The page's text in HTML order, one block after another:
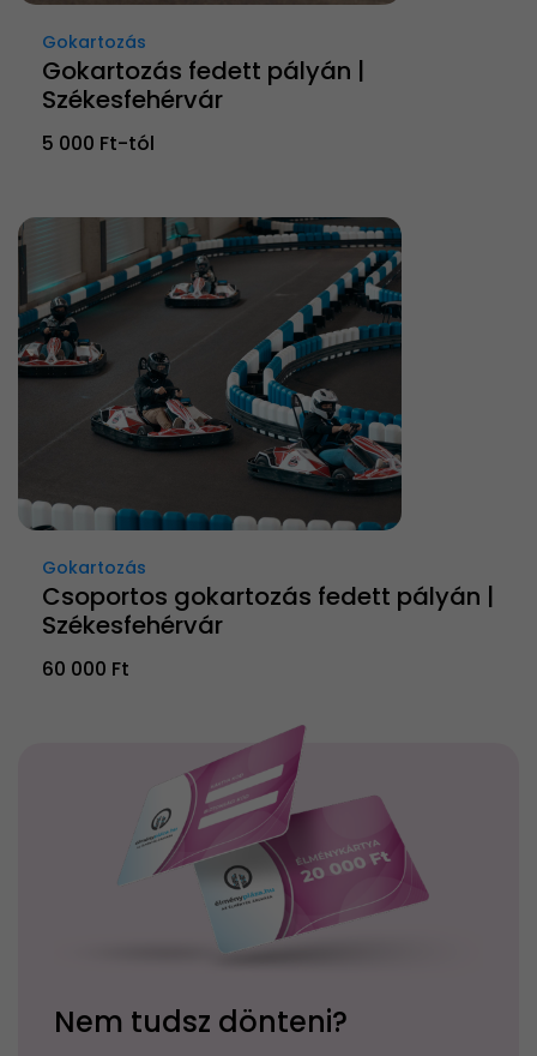
Gokartozás
Gokartozás fedett pályán |
Székesfehérvár
5 000 Ft-tól
Gokartozás
Csoportos gokartozás fedett pályán |
Székesfehérvár
60 000 Ft
Nem tudsz dönteni?